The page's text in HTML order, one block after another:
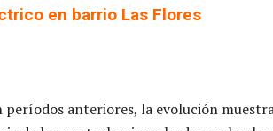
en barrio Las Flores
períodos anteriores, la evolución